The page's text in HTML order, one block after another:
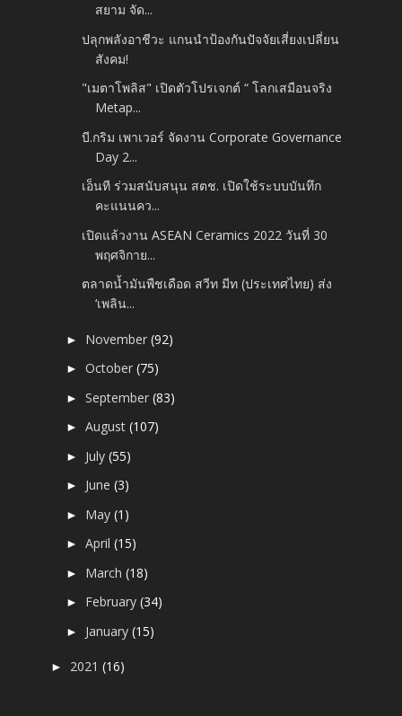
สยาม จัด...
ปลุกพลังอาชีวะ แกนนำป้องกันปัจจัยเสี่ยงเปลี่ยน
สังคม!
"เมตาโพลิส" เปิดตัวโปรเจกต์ “ โลกเสมือนจริง
Metap...
บี.กริม เพาเวอร์ จัดงาน Corporate Governance
Day 2...
เอ็นที ร่วมสนับสนุน สตช. เปิดใช้ระบบบันทึก
คะแนนคว...
เปิดแล้วงาน ASEAN Ceramics 2022 วันที่ 30
พฤศจิกาย...
ตลาดน้ำมันพืชเดือด สวีท มีท (ประเทศไทย) ส่ง
‘เพลิน...
► November(92)
►October(75)
►September(83)
►August(107)
► July(55)
► June(3)
► May(1)
►April(15)
► March(18)
► February(34)
► January(15)
► 2021(16)